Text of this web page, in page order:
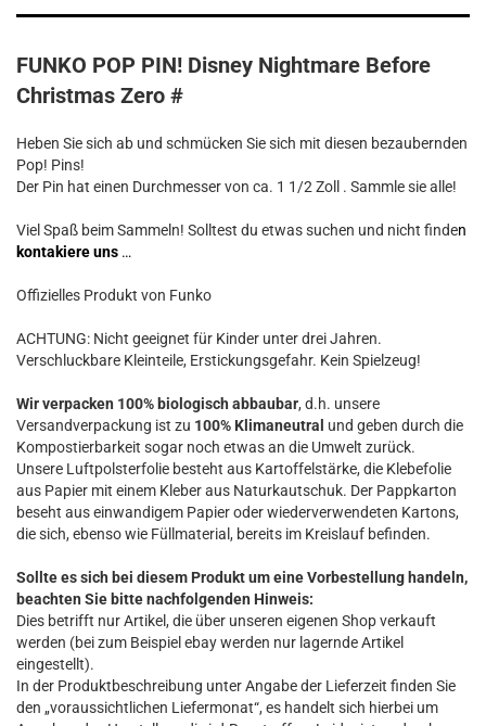
FUNKO POP PIN! Disney Nightmare Before
Christmas Zero #
Heben Sie sich ab und schmücken Sie sich mit diesen bezaubernden
Pop! Pins!
Der Pin hat einen Durchmesser von ca. 1 1/2 Zoll . Sammle sie alle!
Viel Spaß beim Sammeln! Solltest du etwas suchen und nicht finden
kontakiere uns …
Offizielles Produkt von Funko
ACHTUNG: Nicht geeignet für Kinder unter drei Jahren.
Verschluckbare Kleinteile, Erstickungsgefahr. Kein Spielzeug!
Wir verpacken 100% biologisch abbaubar, d.h. unsere
Versandverpackung ist zu 100% Klimaneutral und geben durch die
Kompostierbarkeit sogar noch etwas an die Umwelt zurück.
Unsere Luftpolsterfolie besteht aus Kartoffelstärke, die Klebefolie
aus Papier mit einem Kleber aus Naturkautschuk. Der Pappkarton
beseht aus einwandigem Papier oder wiederverwendeten Kartons,
die sich, ebenso wie Füllmaterial, bereits im Kreislauf befinden.
Sollte es sich bei diesem Produkt um eine Vorbestellung handeln,
beachten Sie bitte nachfolgenden Hinweis:
Dies betrifft nur Artikel, die über unseren eigenen Shop verkauft
werden (bei zum Beispiel ebay werden nur lagernde Artikel
eingestellt).
In der Produktbeschreibung unter Angabe der Lieferzeit finden Sie
den „voraussichtlichen Liefermonat“, es handelt sich hierbei um